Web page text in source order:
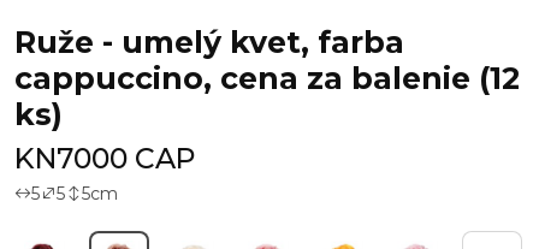
Ruže - umelý kvet, farba
cappuccino, cena za balenie (12
ks)
KN7000 CAP
5 5 5cm